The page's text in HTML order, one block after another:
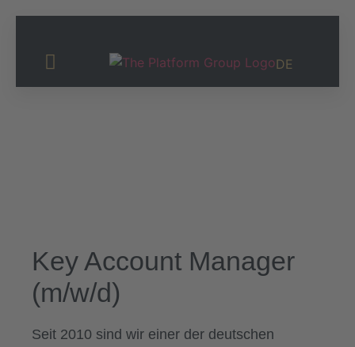
DE
Key Account Manager
(m/w/d)
Seit 2010 sind wir einer der deutschen